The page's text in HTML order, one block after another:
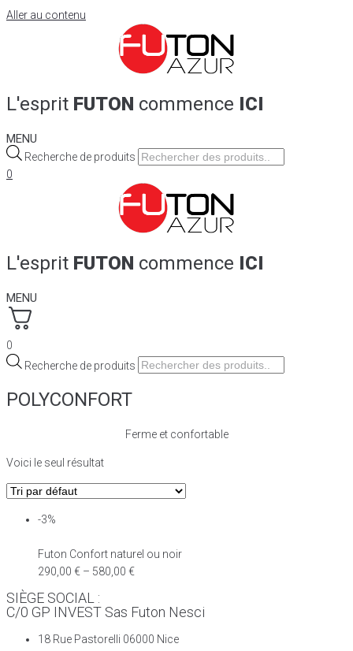
Aller au contenu
L'esprit FUTON commence ICI
MENU
Recherche de produits
0
L'esprit FUTON commence ICI
MENU
0
Recherche de produits
POLYCONFORT
Ferme et confortable
Voici le seul résultat
-3%
Futon Confort naturel ou noir
290,00 € – 580,00 €
SIÈGE SOCIAL :
C/0 GP INVEST Sas Futon Nesci
18 Rue Pastorelli 06000 Nice